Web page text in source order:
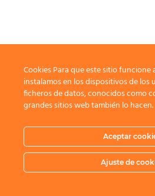
Cookies Para que este sitio funcione
instalamos en los dispositivos de los
ficheros de datos, conocidos como
grandes sitios web también lo hacen.
Aceptar
Ajuste de